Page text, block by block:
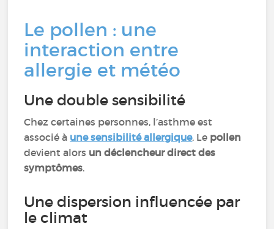
Le pollen : une
interaction entre
allergie et météo
Une double sensibilité
Chez certaines personnes, l’asthme est
associé à une sensibilité allergique. Le pollen
devient alors un déclencheur direct des
symptômes.
Une dispersion influencée par
le climat